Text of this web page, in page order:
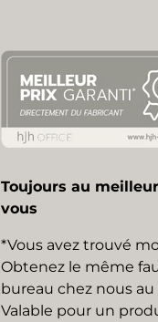
Toujours au
vous
*Vous avez trouvé
Obtenez le même
bureau chez nous
Valable pour un